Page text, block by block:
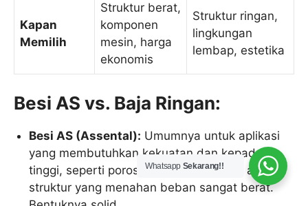
Kapan
Memilih
Struktur berat,
komponen
mesin, harga
ekonomis
Struktur ringan,
lingkungan
lembap, estetika
Besi AS vs. Baja Ringan:
Besi AS (Assental): Umumnya untuk aplikasi
yang membutuhkan kekuatan dan kepadatan
tinggi, seperti poros, komponen mesin, atau
struktur yang menahan beban sangat berat.
Whatsapp Sekarang!!